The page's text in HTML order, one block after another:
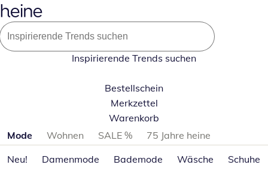
Inspirierende Trends suchen
Bestellschein
Merkzettel
Warenkorb
Produktkategorien überspringen
Mode Wohnen SALE %
75 Jahre heine
Neu!
Damenmode Bademode Wäsche Schuhe